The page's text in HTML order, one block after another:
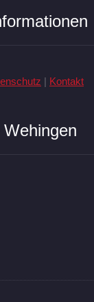
| Kontakt